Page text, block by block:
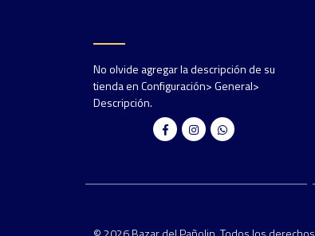
No olvide agregar la descripción de su
tienda en Configuración> General>
Descripción.